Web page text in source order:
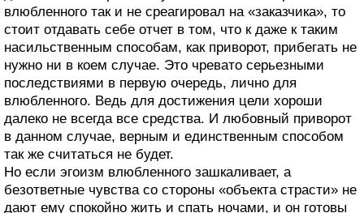
влюбленного так и не среагировал на «заказчика», то
стоит отдавать себе отчет в том, что к даже к таким
насильственным способам, как приворот, прибегать не
нужно ни в коем случае. Это чревато серьезными
последствиями в первую очередь, лично для
влюбленного. Ведь для достижения цели хороши
далеко не всегда все средства. И любовный приворот
в данном случае, верным и единственным способом
так же считаться не будет.
Но если эгоизм влюбленного зашкаливает, а
безответные чувства со стороны «объекта страсти» не
дают ему спокойно жить и спать ночами, и он готовы